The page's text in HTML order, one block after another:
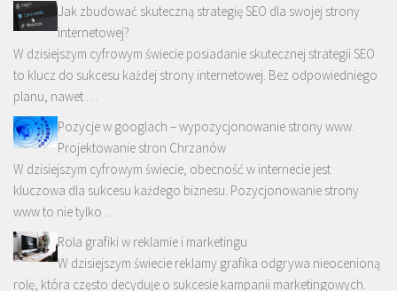
Jak zbudować skuteczną strategię SEO dla swojej strony
internetowej?
W dzisiejszym cyfrowym świecie posiadanie skutecznej strategii SEO
to klucz do sukcesu każdej strony internetowej. Bez odpowiedniego
planu, nawet …
Pozycje w googlach – wypozycjonowanie strony www.
Projektowanie stron Chrzanów
W dzisiejszym cyfrowym świecie, obecność w internecie jest
kluczowa dla sukcesu każdego biznesu. Pozycjonowanie strony
www to nie tylko …
Rola grafiki w reklamie i marketingu
W dzisiejszym świecie reklamy grafika odgrywa nieocenioną
rolę, która często decyduje o sukcesie kampanii marketingowych.